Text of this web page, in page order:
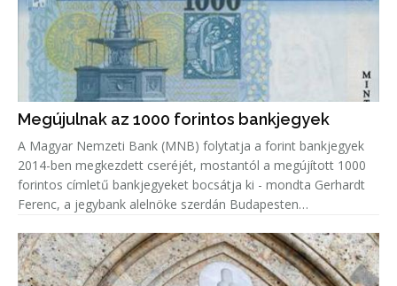
Megújulnak az 1000 forintos bankjegyek
A Magyar Nemzeti Bank (MNB) folytatja a forint bankjegyek
2014-ben megkezdett cseréjét, mostantól a megújított 1000
forintos címletű bankjegyeket bocsátja ki - mondta Gerhardt
Ferenc, a jegybank alelnöke szerdán Budapesten